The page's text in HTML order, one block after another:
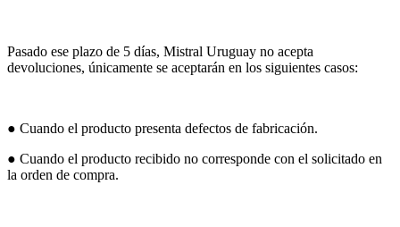
Pasado ese plazo de 5 días, Mistral Uruguay no acepta
devoluciones, únicamente se aceptarán en los siguientes casos:
● Cuando el producto presenta defectos de fabricación.
● Cuando el producto recibido no corresponde con el solicitado en
la orden de compra.